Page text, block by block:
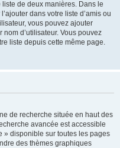
de deux manières. Dans le
dans votre liste d’amis ou
vous pouvez ajouter
d’utilisateur. Vous pouvez
liste depuis cette même page.
de recherche située en haut des
avancée est accessible
» disponible sur toutes les pages
des thèmes graphiques